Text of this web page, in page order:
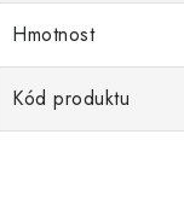
Hmotnost
Kód produktu